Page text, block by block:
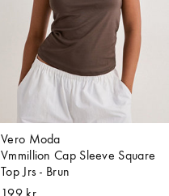
Vero Moda
Vmmillion Cap Sleeve Square
Top Jrs - Brun